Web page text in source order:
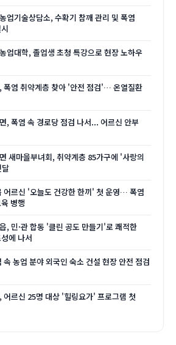
업기술상담소, 수확기 참깨 관리 및 폭염
업대학, 졸업생 초청 특강으로 현장 노하우
폭염 취약계층 찾아 '안전 점검'… 온열질환
, 폭염 속 경로당 점검 나서... 어르신 안부
새마을부녀회, 취약계층 85가구에 '사랑의
어르신 '오늘도 건강한 한끼' 첫 운영… 폭염
병행
, 민·관 합동 '클린 공도 만들기'로 쾌적한
에 나서
속 농업 분야 외국인 숙소 건설 현장 안전 점검
어르신 25명 대상 '힐링요가' 프로그램 첫